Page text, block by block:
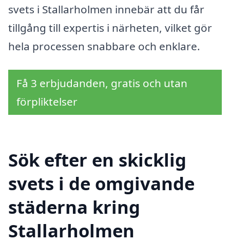
svets i Stallarholmen innebär att du får
tillgång till expertis i närheten, vilket gör
hela processen snabbare och enklare.
Få 3 erbjudanden, gratis och utan
förpliktelser
Sök efter en skicklig
svets i de omgivande
städerna kring
Stallarholmen